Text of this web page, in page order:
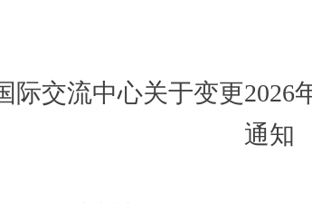
际交流中心关于变更
通知